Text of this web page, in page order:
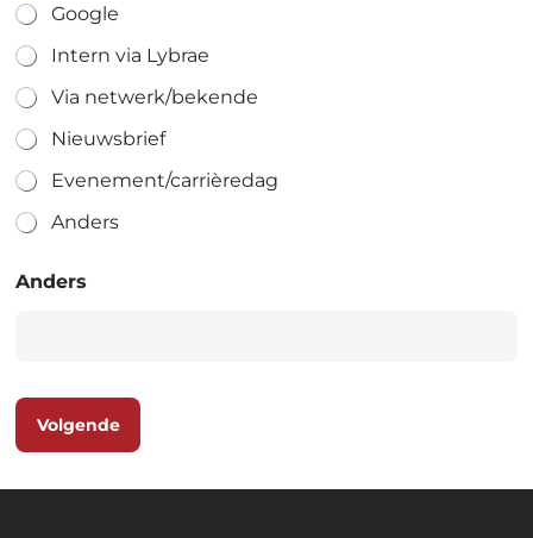
Google
Intern via Lybrae
Via netwerk/bekende
Nieuwsbrief
Evenement/carrièredag
Anders
Anders
Volgende